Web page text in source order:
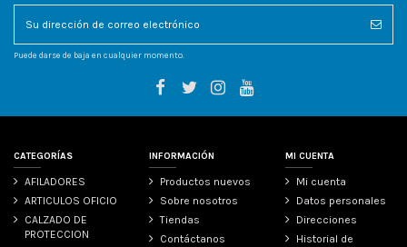
Puede darse de baja en cualquier momento.
CATEGORÍAS
AFILADORES
ARTICULOS OFICIO
CALZADO DE
PROTECCION
INFORMACIÓN
Productos nuevos
Sobre nosotros
Tiendas
Contáctanos
MI CUENTA
Mi cuenta
Datos personales
Direcciones
Historial de